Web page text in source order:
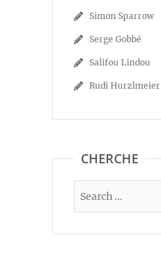
Simon Sparrow
Serge Gobbé
Salifou Lindou
Rudi Hurzlmeier
CHERCHE